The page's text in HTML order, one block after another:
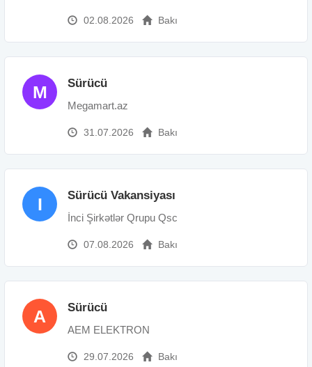
02.08.2026 Bakı
M Sürücü
Megamart.az
31.07.2026 Bakı
I Sürücü Vakansiyası
İnci Şirkətlər Qrupu Qsc
07.08.2026 Bakı
A Sürücü
AEM ELEKTRON
29.07.2026 Bakı